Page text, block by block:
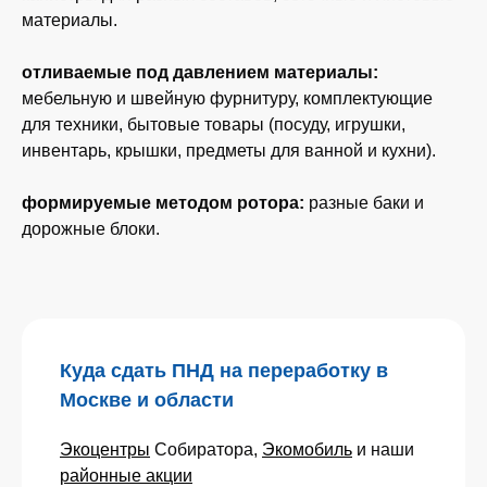
материалы.
отливаемые под давлением материалы:
мебельную и швейную фурнитуру, комплектующие
для техники, бытовые товары (посуду, игрушки,
инвентарь, крышки, предметы для ванной и кухни).
формируемые методом ротора: разные баки и
дорожные блоки.
Куда сдать ПНД на переработку в
Москве и области
Экоцентры Собиратора, Экомобиль и наши
районные акции